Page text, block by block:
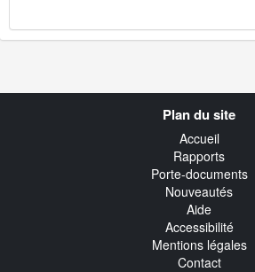
Plan du site
Accueil
Rapports
Porte-documents
Nouveautés
Aide
Accessibilité
Mentions légales
Contact